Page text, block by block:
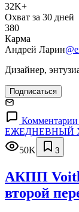
32K+
Охват за 30 дней
380
Карма
Андрей Ларин
Дизайнер,
Подписаться
Комментарии
ЕЖЕДНЕВНЫЙ
50K
3
АКПП
второй